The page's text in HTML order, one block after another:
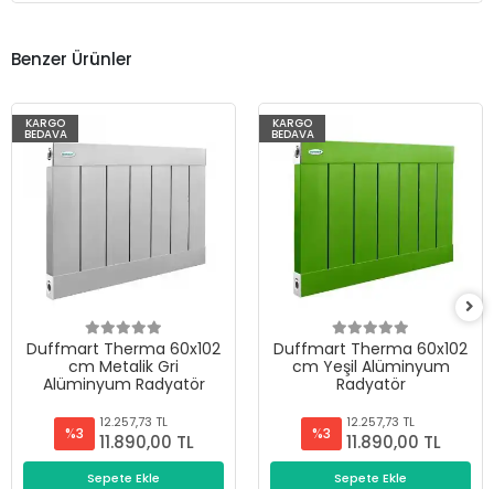
Benzer Ürünler
KARGO
BEDAVA
Duffmart Therma 60x102
cm Metalik Gri
Alüminyum Radyatör
%3
12.257,73 TL
11.890,00 TL
Sepete Ekle
KARGO
BEDAVA
Duffmart Therma 60x102
cm Yeşil Alüminyum
Radyatör
%3
12.257,73 TL
11.890,00 TL
Sepete Ekle